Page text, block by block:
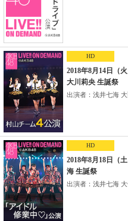
HD
2018年8月14日（
大川莉央 生誕祭
出演者：浅井七海 大
HD
2018年8月18日（
海 生誕祭
出演者：浅井七海 大